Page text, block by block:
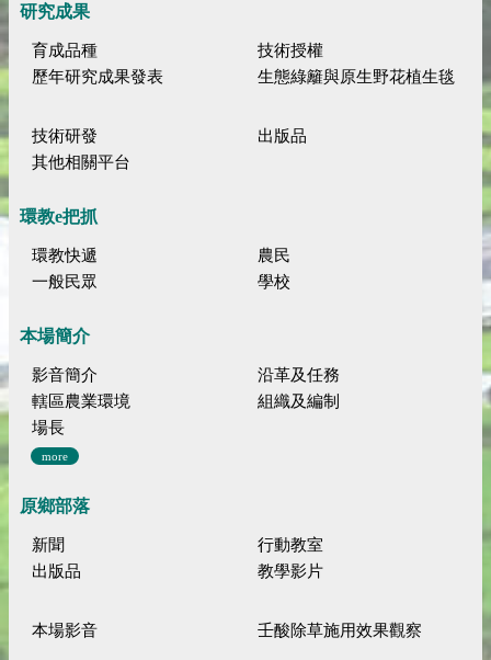
研究成果
育成品種
技術授權
歷年研究成果發表
生態綠籬與原生野花植生毯
技術研發
出版品
其他相關平台
環教e把抓
環教快遞
農民
一般民眾
學校
本場簡介
影音簡介
沿革及任務
轄區農業環境
組織及編制
場長
more
原鄉部落
新聞
行動教室
出版品
教學影片
本場影音 壬酸除草施用效果觀察